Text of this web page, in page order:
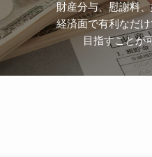
財産分与、慰謝料
経済面で有利なだ
目指すことが